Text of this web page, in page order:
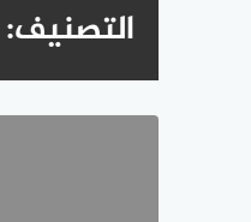
التصنيف: